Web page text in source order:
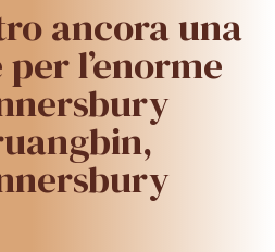
ancora una
l’enorme